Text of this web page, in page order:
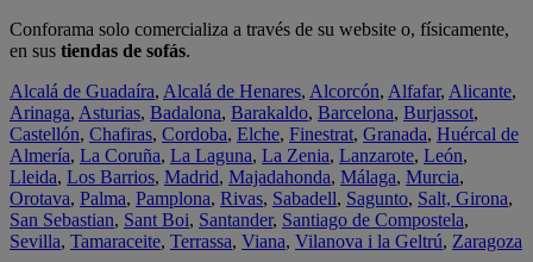
Conforama solo comercializa a través de su website o, físicamente,
en sus tiendas de sofás.
Alcalá de Guadaíra, Alcalá de Henares, Alcorcón, Alfafar, Alicante,
Arinaga, Asturias, Badalona, Barakaldo, Barcelona, Burjassot,
Castellón, Chafiras, Cordoba, Elche, Finestrat, Granada, Huércal de
Almería, La Coruña, La Laguna, La Zenia, Lanzarote, León,
Lleida, Los Barrios, Madrid, Majadahonda, Málaga, Murcia,
Orotava, Palma, Pamplona, Rivas, Sabadell, Sagunto, Salt, Girona,
San Sebastian, Sant Boi, Santander, Santiago de Compostela,
Sevilla, Tamaraceite, Terrassa, Viana, Vilanova i la Geltrú, Zaragoza